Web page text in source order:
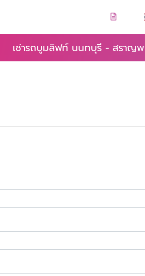
เช่ารถบูมลิฟท์ นนทบุรี - สราญ